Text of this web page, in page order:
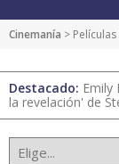
Cinemanía > Películas
Destacado: Emily
la revelación' de